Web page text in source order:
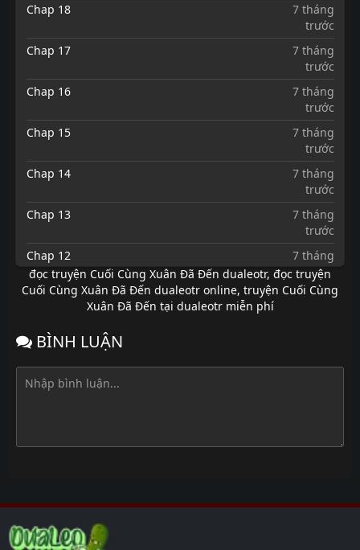
Chap 18
7 tháng
trước
Chap 17
7 tháng
trước
Chap 16
7 tháng
trước
Chap 15
7 tháng
trước
Chap 14
7 tháng
trước
Chap 13
7 tháng
trước
Chap 12
7 tháng
trước
Chap 11
7 tháng
Chap 10
Chap 9
Chap 6
7 tháng
Chap 5
đọc truyện Cuối Cùng Xuân Đã Đến dualeotr, đọc truyện
Cuối Cùng Xuân Đã Đến dualeotr online, truyện Cuối Cùng
Xuân Đã Đến tại dualeotr miễn phí
BÌNH LUẬN